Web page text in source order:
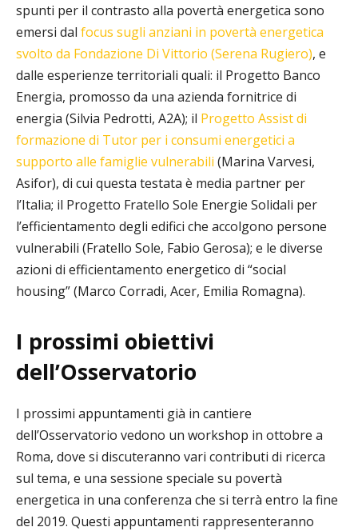
spunti per il contrasto alla povertà energetica sono
emersi dal focus sugli anziani in povertà energetica
svolto da Fondazione Di Vittorio (Serena Rugiero), e
dalle esperienze territoriali quali: il Progetto Banco
Energia, promosso da una azienda fornitrice di
energia (Silvia Pedrotti, A2A); il Progetto Assist di
formazione di Tutor per i consumi energetici a
supporto alle famiglie vulnerabili (Marina Varvesi,
Asifor), di cui questa testata è media partner per
l’Italia; il Progetto Fratello Sole Energie Solidali per
l’efficientamento degli edifici che accolgono persone
vulnerabili (Fratello Sole, Fabio Gerosa); e le diverse
azioni di efficientamento energetico di “social
housing” (Marco Corradi, Acer, Emilia Romagna).
I prossimi obiettivi
dell’Osservatorio
I prossimi appuntamenti già in cantiere
dell’Osservatorio vedono un workshop in ottobre a
Roma, dove si discuteranno vari contributi di ricerca
sul tema, e una sessione speciale su povertà
energetica in una conferenza che si terrà entro la fine
del 2019. Questi appuntamenti rappresenteranno